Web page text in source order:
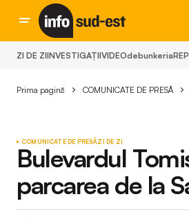
ZI DE ZIINVESTIGAȚIIVIDEOdebunkeria
Prima pagină COMUNICATE DE PRESĂ
COMUNICATE DE PRESĂZI DE ZI
Bulevardul
parcarea de la